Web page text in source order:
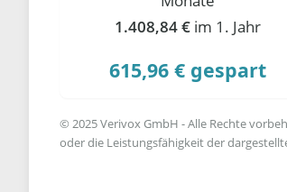
1.408,84 € im 1. Jahr
615,96 € gespart
© 2025 Verivox GmbH - Alle Rechte
oder die Leistungsfähigkeit der